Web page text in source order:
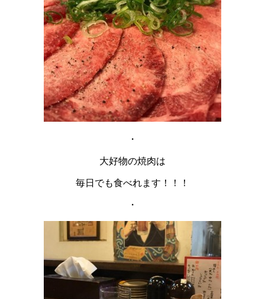
・
大好物の焼肉は
毎日でも食べれます！！！
・